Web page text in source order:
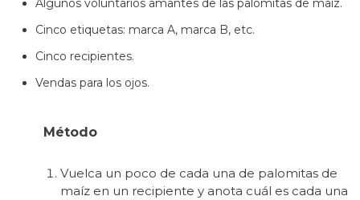
Cinco etiquetas: marca A, marca B, etc.
Cinco recipientes.
Vendas para los ojos.
Método
Vuelca un poco de cada una de palomitas de
maíz en un recipiente y anota cuál es cada una